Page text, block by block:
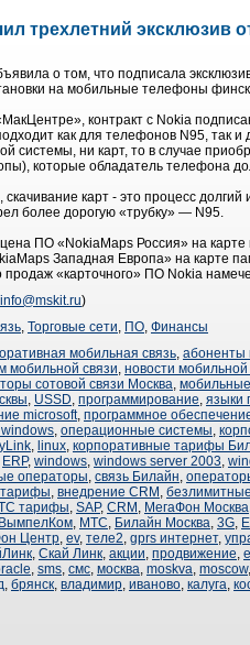
трехлетний эксклюзив
о том, что подписала
на мобильные телефоны
контракт с Nokia
как для телефонов N95, так
системы, ни карт, то в случае
которые обладатель телефона
карт - это процесс
более дорогую «трубку» — N95.
ПО «NokiaMaps Россия» на
Западная Европа» на карте
«карточного» ПО Nokia
info@mskit.ru)
, Торговые сети, ПО, Финансы
мобильная связь, абоненты
мобильной связи, новости мобильной
сотовой связи Москва,
, USSD, программирование, языки
microsoft, программное
, операционные системы,
, linux, корпоративные тарифы
ERP, windows, windows server 2003,
операторы, связь Билайн,
, внедрение CRM ,
тарифы, SAP, CRM , МегаФон Москва
ВымпелКом, МТС, Билайн Москва, 3G,
Центр, ev, теле2, gprs интернет,
, Скай Линк, акции, продвижение,
, sms, смс, москва, moskva, moscow,
, брянск, владимир, иваново, калуга,